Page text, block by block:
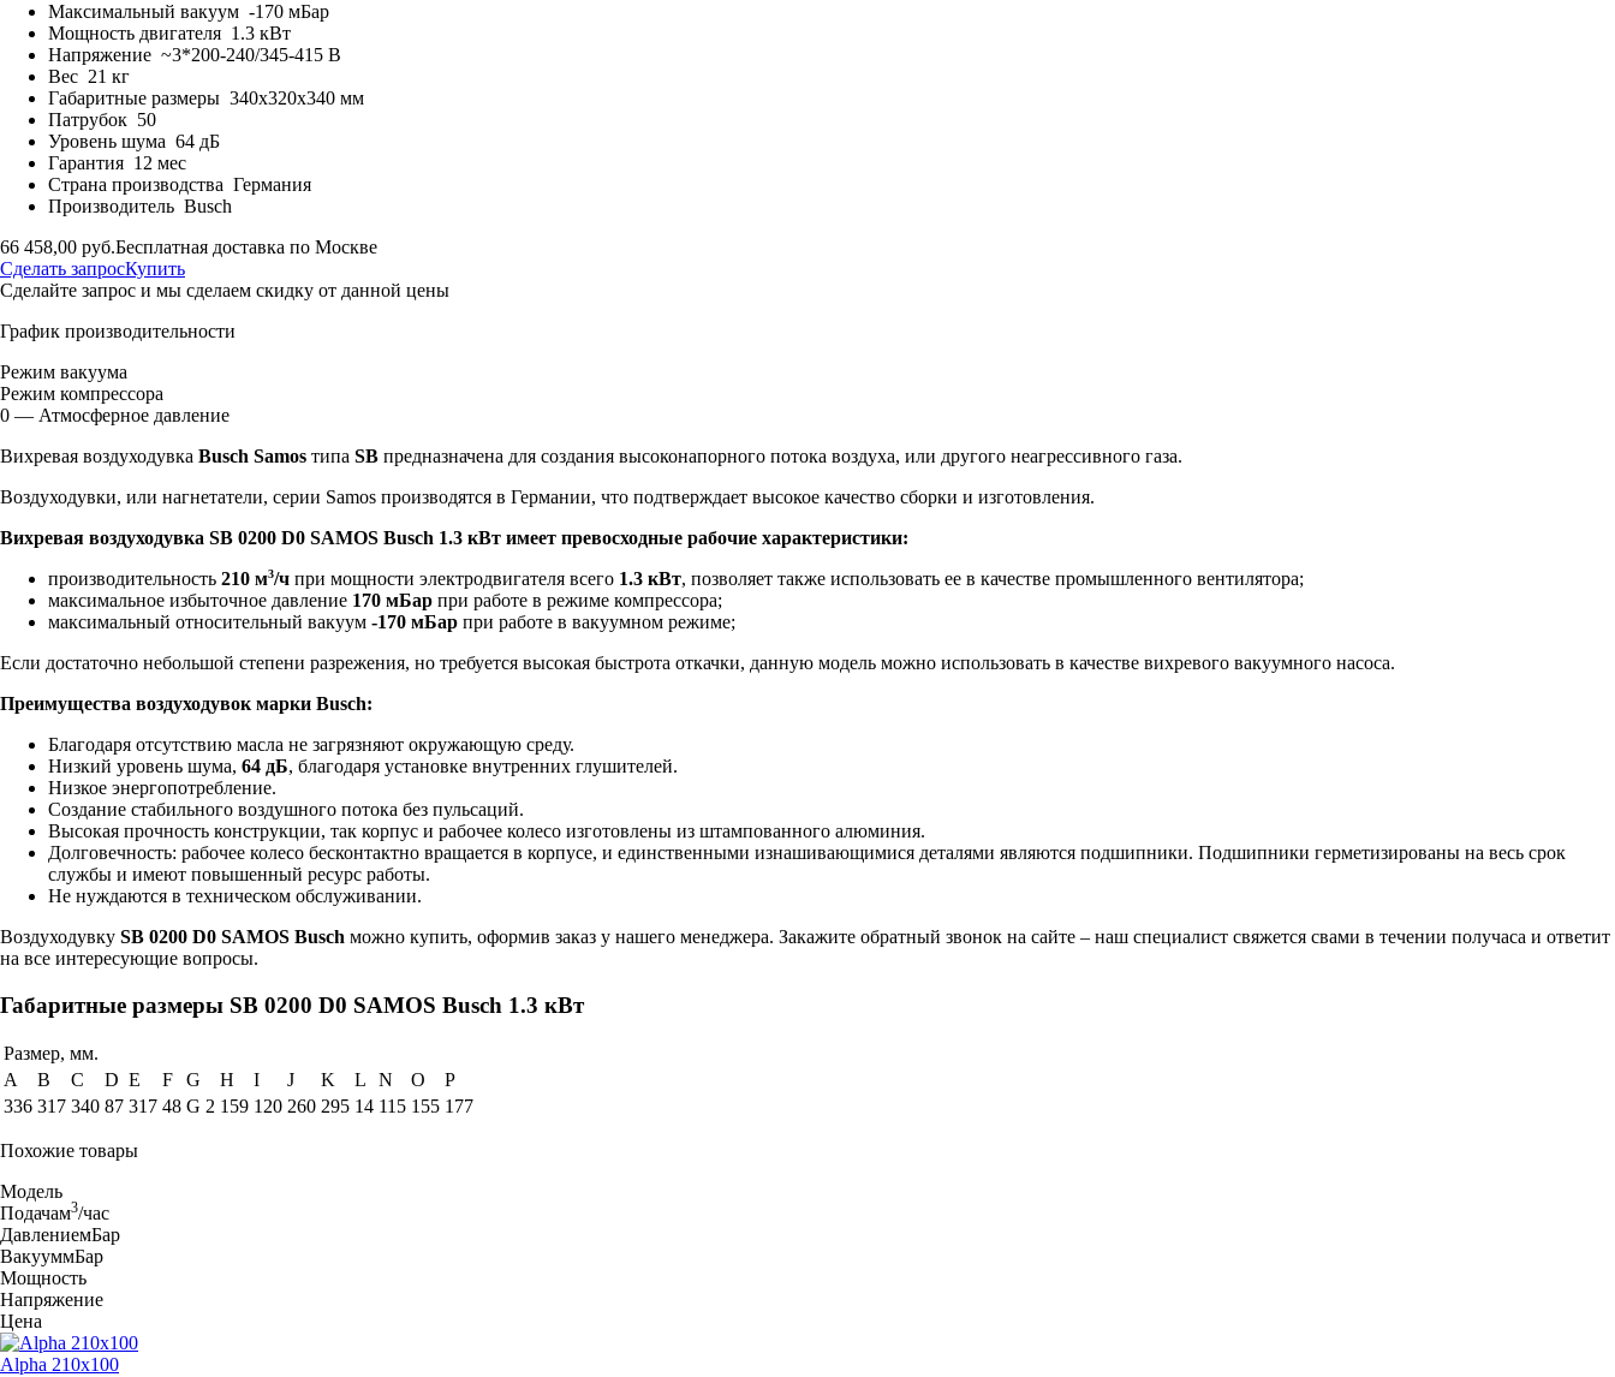
Максимальный вакуум -170 мБар
Мощность двигателя 1.3 кВт
Напряжение ~3*200-240/345-415 В
Вес 21 кг
Габаритные размеры 340x320x340 мм
Патрубок 50
Уровень шума 64 дБ
Гарантия 12 мес
Страна производства Германия
Производитель Busch
66 458,00 руб.Бесплатная доставка по Москве
Сделать запросКупить
Сделайте запрос и мы сделаем скидку от данной цены
График производительности
Режим вакуума
Режим компрессора
0 — Атмосферное давление
Вихревая воздуходувка Busch Samos типа SB предназначена для создания высоконапорного потока воздуха, или другого неагрессивного газа.
Воздуходувки, или нагнетатели, серии Samos производятся в Германии, что подтверждает высокое качество сборки и изготовления.
Вихревая воздуходувка SB 0200 D0 SAMOS Busch 1.3 кВт имеет превосходные рабочие характеристики:
производительность 210 м3/ч при мощности электродвигателя всего 1.3 кВт, позволяет также использовать ее в качестве промышленного вентилятора;
максимальное избыточное давление 170 мБар при работе в режиме компрессора;
максимальный относительный вакуум -170 мБар при работе в вакуумном режиме;
Если достаточно небольшой степени разрежения, но требуется высокая быстрота откачки, данную модель можно использовать в качестве вихревого вакуумного насоса.
Преимущества воздуходувок марки Busch:
Благодаря отсутствию масла не загрязняют окружающую среду.
Низкий уровень шума, 64 дБ, благодаря установке внутренних глушителей.
Низкое энергопотребление.
Создание стабильного воздушного потока без пульсаций.
Высокая прочность конструкции, так корпус и рабочее колесо изготовлены из штампованного алюминия.
Долговечность: рабочее колесо бесконтактно вращается в корпусе, и единственными изнашивающимися деталями являются подшипники. Подшипники герметизированы на весь срок
службы и имеют повышенный ресурс работы.
Не нуждаются в техническом обслуживании.
Воздуходувку SB 0200 D0 SAMOS Busch можно купить, оформив заказ у нашего менеджера. Закажите обратный звонок на сайте – наш специалист свяжется свами в течении получаса и ответит
на все интересующие вопросы.
Габаритные размеры SB 0200 D0 SAMOS Busch 1.3 кВт
Размер, мм.
A
B C D E F G H I J K L N O
P
336 317 340 87 317 48 G 2 159 120 260 295 14 115 155 177
Похожие товары
Модель
Подачам3/час
ДавлениемБар
ВакууммБар
Мощность
Напряжение
Цена
Alpha 210x100